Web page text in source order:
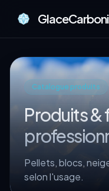
Catalogue produits
Produits &
Pellets, blocs,
selon l'usage.